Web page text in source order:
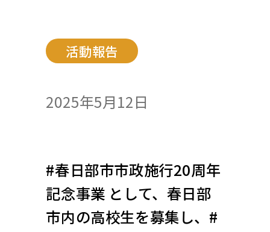
活動報告
2025年5月12日
#春日部市市政施行20周年
記念事業 として、春日部
市内の高校生を募集し、#